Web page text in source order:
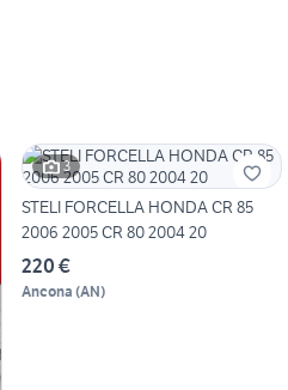
3
STELI FORCELLA HONDA CR 85
2006 2005 CR 80 2004 20
220 €
Ancona (AN)